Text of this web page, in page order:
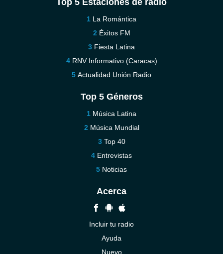
Top 5 Estaciones de radio
La Romántica
Éxitos FM
Fiesta Latina
RNV Informativo (Caracas)
Actualidad Unión Radio
Top 5 Géneros
Música Latina
Música Mundial
Top 40
Entrevistas
Noticias
Acerca
Incluir tu radio
Ayuda
Nuevo